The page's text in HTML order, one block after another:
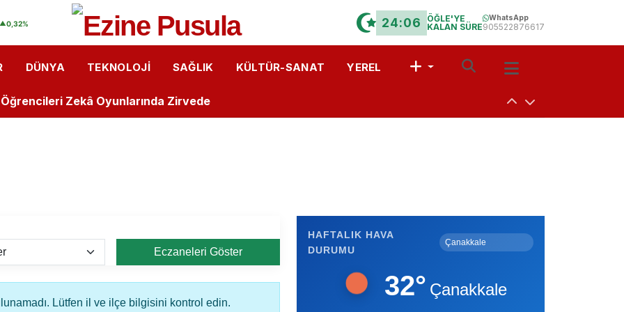
▲0,32% 24:06
ÖĞLE'YE
KALAN SÜRE
WhatsApp
905522876617
DÜNYA TEKNOLOJI SAĞLIK KÜLTÜR-SANAT YEREL
Ankara gezisinde
Öğrenciler Lazer Teknolojisini Yakından Tanıdı
Büyük Başarı: İlk Kitaplarını Okurlarıyla Buluşturdular
Zekâ Oyunlarında Zirvede
"Sağlıklı Duruş" Eğitimi Verildi
OSB MYO’da “Çok Gezen mi Bilir, Çok Okuyan mı Bilir?” Münazarası
Eczaneleri Göster
Lütfen il ve ilçe bilgisini kontrol edin.
HAFTALIK HAVA
DURUMU
32° Çanakkale